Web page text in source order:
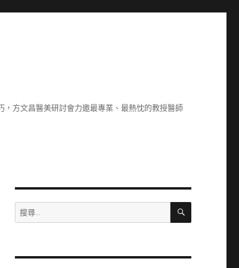
方文昌醫美研討會力邀最專業、最熱忱的教授醫師
搜
尋
字:
搜